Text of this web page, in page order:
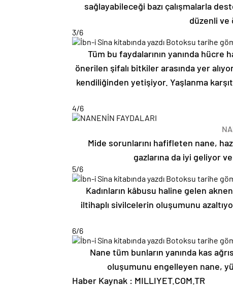
sağlayabileceği bazı çalışmalarla
düzenli
3/6
Tüm bu faydalarının yanında hücre
önerilen şifalı bitkiler arasında yer
kendiliğinden yetişiyor. Yaşlanma
4/6
Mide sorunlarını hafifleten nane,
gazlarına da iyi geliyor
5/6
Kadınların kâbusu haline gelen
iltihaplı sivilcelerin oluşumunu
6/6
Nane tüm bunların yanında kas
oluşumunu engelleyen nane,
Haber Kaynak : MILLIYET.COM.TR